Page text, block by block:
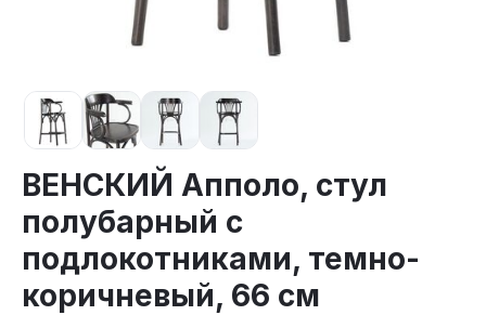
ВЕНСКИЙ Апполо, стул
полубарный с
подлокотниками, темно-
коричневый, 66 см